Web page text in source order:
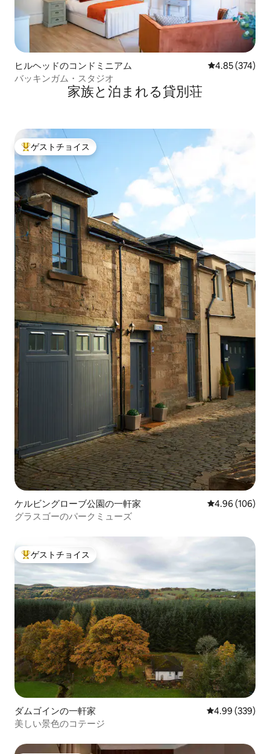
ヒルヘッドのコンドミニアム レビュー374
4.85 (374)
バッキンガム・スタジオ
家族と泊まれる貸別荘
大好評のゲストチョイスです。
ゲストチョイス
ケルビングローブ公園の一軒家 レビュー106
4.96 (106)
グラスゴーのパークミューズ
大好評のゲストチョイスです。
ゲストチョイス
ダムゴインの一軒家 レビュー339
4.99 (339)
美しい景色のコテージ